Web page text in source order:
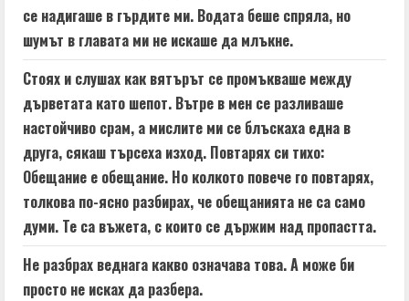
се надигаше в гърдите ми. Водата беше спряла, но
шумът в главата ми не искаше да млъкне.
Стоях и слушах как вятърът се промъкваше между
дърветата като шепот. Вътре в мен се разливаше
настойчиво срам, а мислите ми се блъскаха една в
друга, сякаш търсеха изход. Повтарях си тихо:
Обещание е обещание. Но колкото повече го повтарях,
толкова по-ясно разбирах, че обещанията не са само
думи. Те са въжета, с които се държим над пропастта.
Не разбрах веднага какво означава това. А може би
просто не исках да разбера.